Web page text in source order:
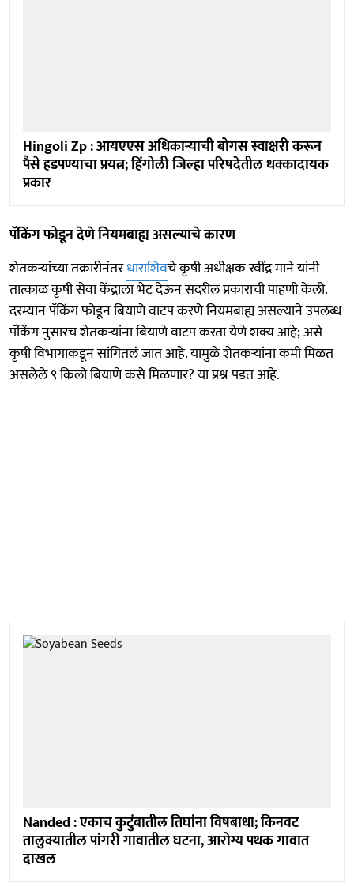
Hingoli Zp : आयएएस अधिकाऱ्याची बोगस स्वाक्षरी करून
पैसे हडपण्याचा प्रयत्न; हिंगोली जिल्हा परिषदेतील धक्कादायक
प्रकार
पॅकिंग फोडून देणे नियमबाह्य असल्याचे कारण
शेतकऱ्यांच्या तक्रारीनंतरधाराशिवचे कृषी अधीक्षक रवींद्र माने यांनी
तात्काळ कृषी सेवा केंद्राला भेट देऊन सदरील प्रकाराची पाहणी केली.
दरम्यान पॅकिंग फोडून बियाणे वाटप करणे नियमबाह्य असल्याने उपलब्ध
पॅकिंग नुसारच शेतकऱ्यांना बियाणे वाटप करता येणे शक्य आहे; असे
कृषी विभागाकडून सांगितलं जात आहे. यामुळे शेतकऱ्यांना कमी मिळत
असलेले ९ किलो बियाणे कसे मिळणार? या प्रश्न पडत आहे.
Nanded : एकाच कुटुंबातील तिघांना विषबाधा; किनवट
तालुक्यातील पांगरी गावातील घटना, आरोग्य पथक गावात
दाखल